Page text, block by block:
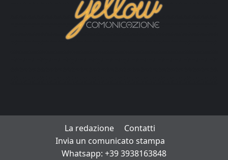
La redazione
Contatti
Invia un comunicato stampa
Whatsapp: +39 3938163848